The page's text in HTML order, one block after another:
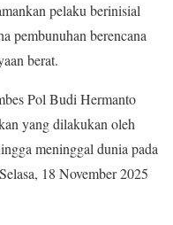
pelaku berinisial
pembunuhan berencana
berat.
Pol Budi Hermanto
yang dilakukan oleh
meninggal dunia pada
18 November 2025